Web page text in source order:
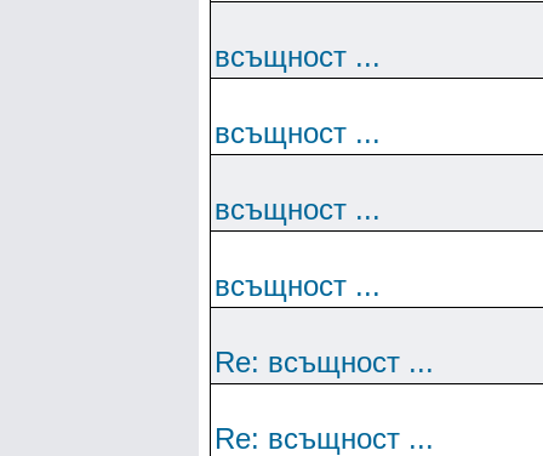
всъщност ...
всъщност ...
всъщност ...
всъщност ...
Re: всъщност ...
Re: всъщност ...